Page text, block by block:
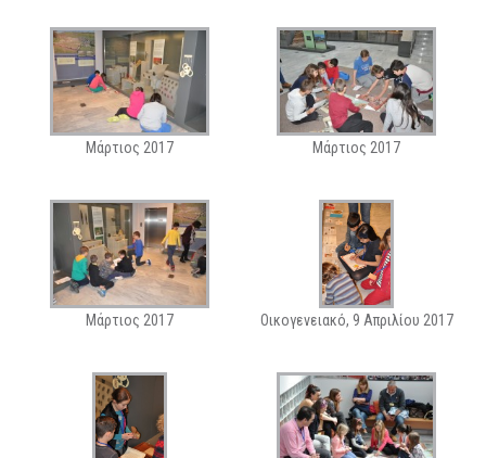
Μάρτιος 2017 Μάρτιος 2017
Μάρτιος 2017 Οικογενειακό, 9 Απριλίου 2017